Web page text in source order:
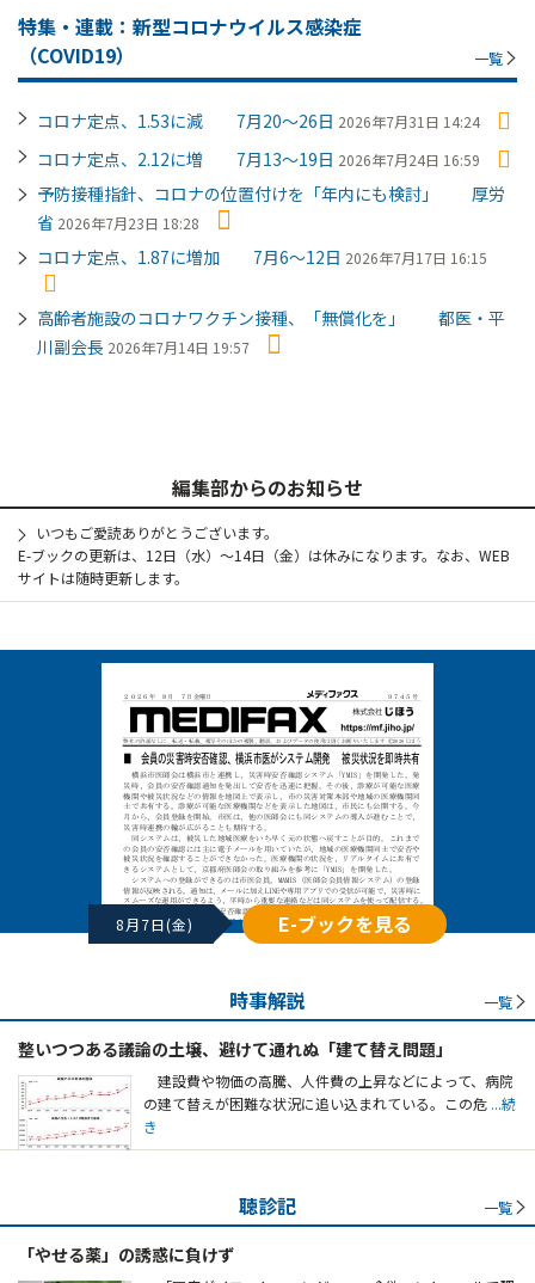
特集・連載：新型コロナウイルス感染症
（COVID19）
一覧
コロナ定点、1.53に減 7月20～26日 2026年7月31日 14:24
コロナ定点、2.12に増 7月13～19日 2026年7月24日 16:59
予防接種指針、コロナの位置付けを「年内にも検討」 厚労
省 2026年7月23日 18:28
コロナ定点、1.87に増加 7月6～12日 2026年7月17日 16:15
高齢者施設のコロナワクチン接種、「無償化を」 都医・平
川副会長 2026年7月14日 19:57
編集部からのお知らせ
いつもご愛読ありがとうございます。
E-ブックの更新は、12日（水）～14日（金）は休みになります。なお、WEB
サイトは随時更新します。
8月7日(金) E-ブックを見る
時事解説 一覧
整いつつある議論の土壌、避けて通れぬ「建て替え問題」
建設費や物価の高騰、人件費の上昇などによって、病院
の建て替えが困難な状況に追い込まれている。この危 ...続
き
聴診記 一覧
「やせる薬」の誘惑に負けず